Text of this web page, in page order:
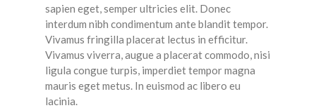
sapien eget, semper ultricies elit. Donec
interdum nibh condimentum ante blandit tempor.
Vivamus fringilla placerat lectus in efficitur.
Vivamus viverra, augue a placerat commodo, nisi
ligula congue turpis, imperdiet tempor magna
mauris eget metus. In euismod ac libero eu
lacinia.